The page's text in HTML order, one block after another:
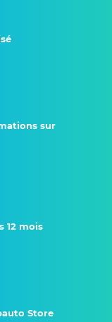
sur
12 mois
Store